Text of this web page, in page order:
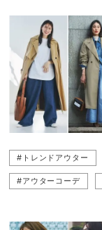
#春アウター
#トレンドアウター
#アウターコーデ